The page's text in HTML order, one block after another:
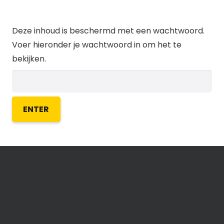
Deze inhoud is beschermd met een wachtwoord.
Voer hieronder je wachtwoord in om het te
bekijken.